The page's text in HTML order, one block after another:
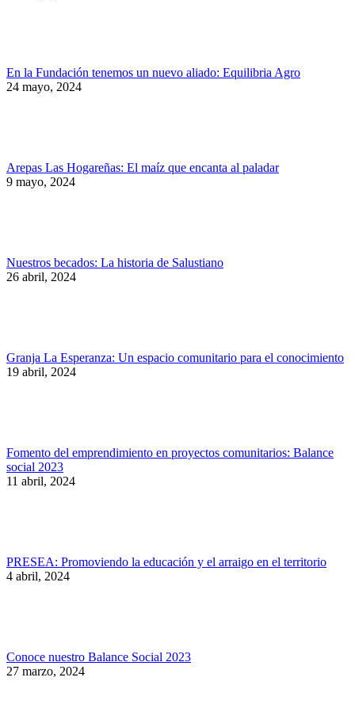
En la Fundación tenemos un nuevo aliado: Equilibria Agro
24 mayo, 2024
Arepas Las Hogareñas: El maíz que encanta al paladar
9 mayo, 2024
Nuestros becados: La historia de Salustiano
26 abril, 2024
Granja La Esperanza: Un espacio comunitario para el conocimiento
19 abril, 2024
Fomento del emprendimiento en proyectos comunitarios: Balance
social 2023
11 abril, 2024
PRESEA: Promoviendo la educación y el arraigo en el territorio
4 abril, 2024
Conoce nuestro Balance Social 2023
27 marzo, 2024